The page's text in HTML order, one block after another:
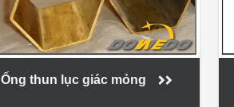
Ống thun lục giác mỏng